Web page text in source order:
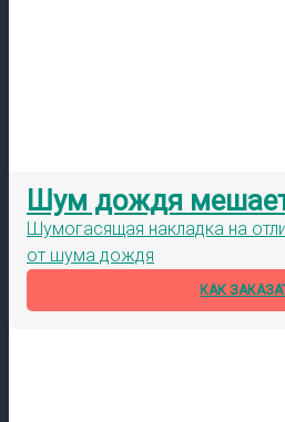
Шум дождя
Шумогасящая накладка на
от шума дождя
КАК